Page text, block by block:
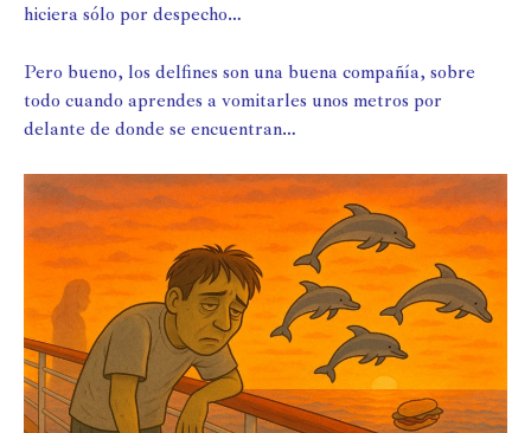
hiciera sólo por despecho…
Pero bueno, los delfines son una buena compañía, sobre
todo cuando aprendes a vomitarles unos metros por
delante de donde se encuentran…